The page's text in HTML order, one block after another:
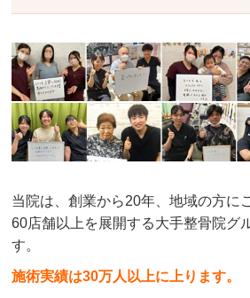
当院は、創業から20年、地域の方に
60店舗以上を展開する大手整骨院グ
す。
施術実績は30万人以上に上ります。